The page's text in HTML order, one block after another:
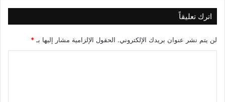
اترك تعليقاً
لن يتم نشر عنوان بريدك الإلكتروني. الحقول الإلزامية مشار إليها بـ *